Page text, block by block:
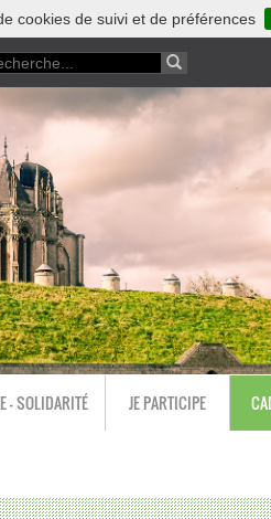
cookies de suivi et de préférences
- SOLIDARITÉ JE PARTICIPE